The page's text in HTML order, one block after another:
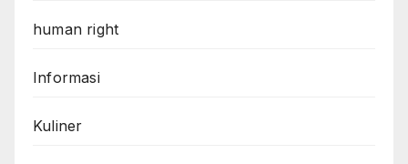
human right
Informasi
Kuliner